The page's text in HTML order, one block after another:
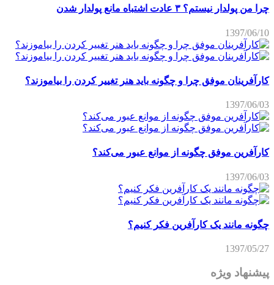
چرا من پولدار نیستم؟ ۳ عادت اشتباه مانع پولدار شدن
1397/06/10
کارآفرینان موفق چرا و چگونه باید هنر تغییر کردن را بیاموزند؟
1397/06/03
کارآفرین موفق چگونه از موانع عبور می‌کند؟
1397/06/03
چگونه مانند یک کارآفرین فکر کنیم؟
1397/05/27
پیشنهاد ویژه